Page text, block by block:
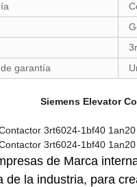
garantía
de Marca
de la industria, para